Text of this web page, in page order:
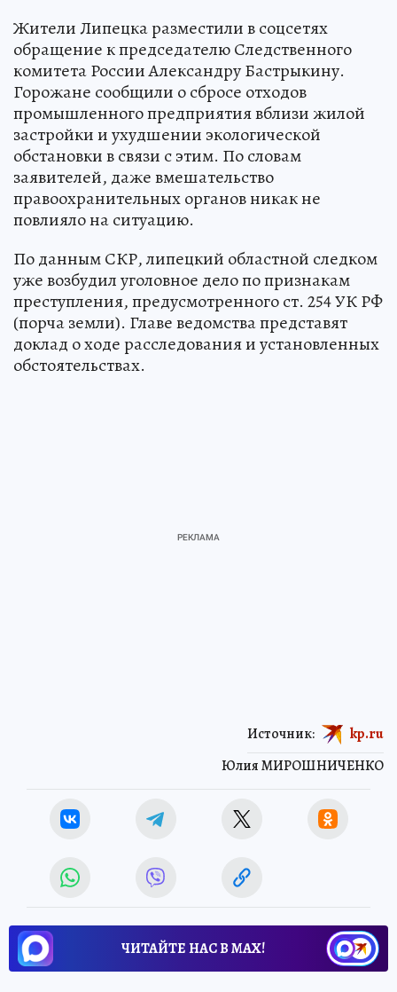
Жители Липецка разместили в соцсетях
обращение к председателю Следственного
комитета России Александру Бастрыкину.
Горожане сообщили о сбросе отходов
промышленного предприятия вблизи жилой
застройки и ухудшении экологической
обстановки в связи с этим. По словам
заявителей, даже вмешательство
правоохранительных органов никак не
повлияло на ситуацию.
По данным СКР, липецкий областной следком
уже возбудил уголовное дело по признакам
преступления, предусмотренного ст. 254 УК РФ
(порча земли). Главе ведомства представят
доклад о ходе расследования и установленных
обстоятельствах.
Юлия МИРОШНИЧЕНКО
Источник: kp.ru
ЧИТАЙТЕ НАС В МАХ!